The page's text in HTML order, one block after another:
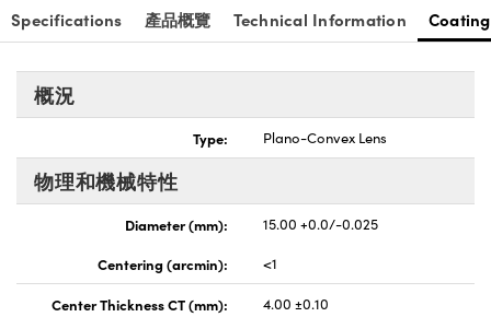
Specifications 產品概覽 Technical Information
概況
Type: Plano-Convex Lens
物理和機械特性
Diameter (mm):
15.00 +0.0/-0.025
Centering (arcmin):
<1
Center Thickness CT (mm):
4.00 ±0.10